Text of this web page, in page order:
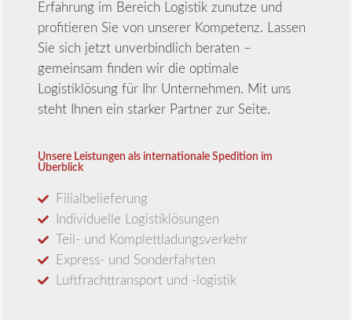
Erfahrung im Bereich Logistik zunutze und
profitieren Sie von unserer Kompetenz. Lassen
Sie sich jetzt unverbindlich beraten –
gemeinsam finden wir die optimale
Logistiklösung für Ihr Unternehmen. Mit uns
steht Ihnen ein starker Partner zur Seite.
Unsere Leistungen als internationale Spedition im
Überblick
Filialbelieferung
Individuelle Logistiklösungen
Teil- und Komplettladungsverkehr
Express- und Sonderfahrten
Luftfrachttransport und -logistik